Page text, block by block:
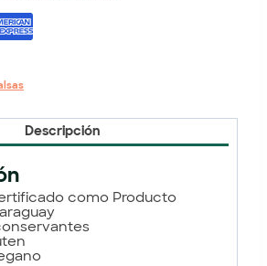
Descripción
como Producto